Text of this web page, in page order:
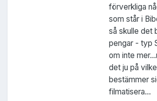
förverkliga
som står i
så skulle det
pengar - typ
om inte
det ju på
bestämmer
filmatisera...